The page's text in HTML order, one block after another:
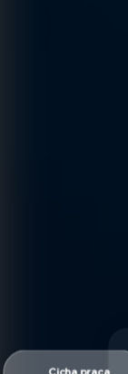
Cicha praca